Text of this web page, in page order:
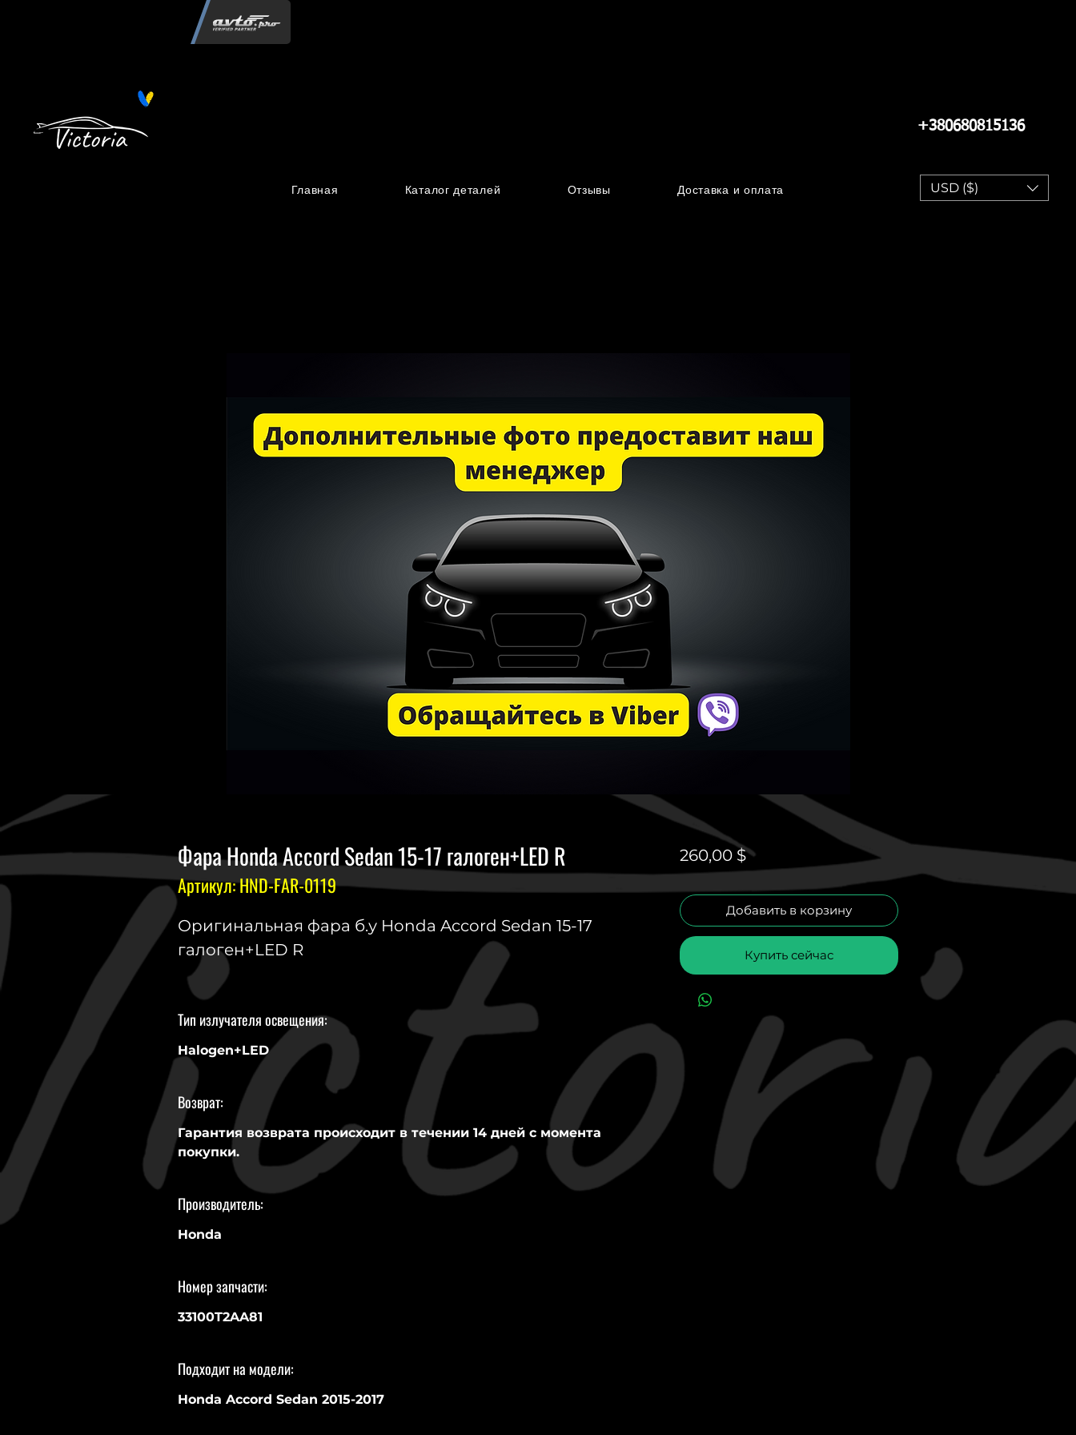
Інтернет-магазин автозапчастин "Вікторія"
Главная Каталог деталей Отзывы Доставка и оплата
+380680815136
USD ($)
Фара Honda Accord Sedan 15-17 галоген+LED R
Артикул: HND-FAR-0119
Оригинальная фара б.у Honda Accord Sedan 15-17
галоген+LED R
Тип излучателя освещения:
Halogen+LED
Возврат:
Гарантия возврата происходит в течении 14 дней с момента
покупки.
Производитель:
Honda
Номер запчасти:
33100T2AA81
Подходит на модели:
Honda Accord Sedan 2015-2017
260,00 $Цена
Добавить в корзину
Купить сейчас